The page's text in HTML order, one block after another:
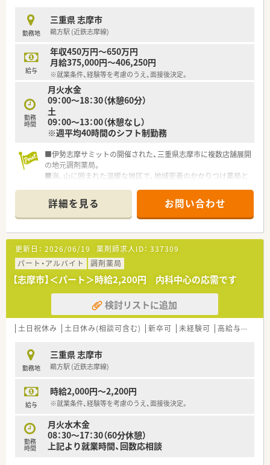
勤務地
三重県 志摩市
鵜方駅 (近鉄志摩線)
給与
年収450万円～650万円
月給375,000円～406,250円
※就業条件、経験等を考慮のうえ、面接後決定。
勤務
時間
月火水金
09：00～18：30（休憩60分）
土
09：00～13：00（休憩なし）
※週平均40時間のシフト制勤務
■伊勢志摩サミットの開催された、三重県志摩市に複数店舗展開
の地元調剤薬局。
■海、山に囲まれた温暖な地区で、地域密着のかかりつけ薬局と
■アットホームな地域密着店です。
■木日祝+土曜午後のうれしい週休2.5日、18：30までの店舗で
す。プライベートの時間も大切にできます。
■同じビルの内科クリニックより処方箋を受けています。
■ご経験により高年収～650万円！地域手当月8万円ほか、福利厚
生が充実しています。
■薬剤師は3名、事務は3.5名在籍しています。
■施設在宅にも取り組んでいます。
■車の運転が可能な方を募集しています。
詳細を見る お問い合わせ
更新日： 2026/06/19 薬剤師求人ID： 337309
パート・アルバイト
調剤薬局
【志摩市】＜パート＞時給2,200円 内科中心の応需です
検討リストに追加
土日祝休み 土日休み(相談可含む) 新卒可 未経験可 高給与(600万円以上)
勤務地
三重県 志摩市
鵜方駅 (近鉄志摩線)
給与
時給2,000円～2,200円
※就業条件、経験等を考慮のうえ、面接後決定。
勤務
時間
月火水木金
08：30～17：30（60分休憩）
上記より就業時間、回数応相談